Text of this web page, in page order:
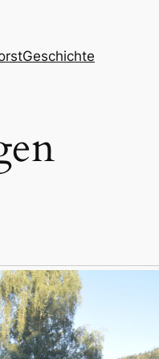
Geschichte